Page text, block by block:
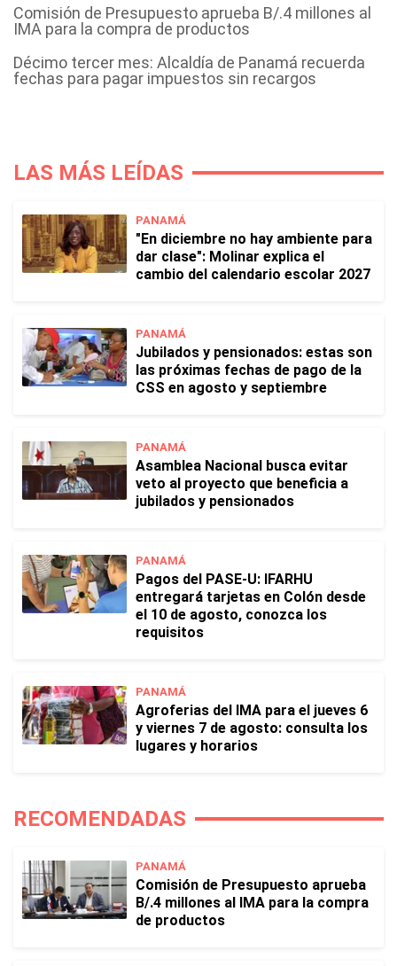
Comisión de Presupuesto aprueba B/.4 millones al
IMA para la compra de productos
Décimo tercer mes: Alcaldía de Panamá recuerda
fechas para pagar impuestos sin recargos
LAS MÁS LEÍDAS
PANAMÁ
"En diciembre no hay ambiente para
dar clase": Molinar explica el
cambio del calendario escolar 2027
PANAMÁ
Jubilados y pensionados: estas son
las próximas fechas de pago de la
CSS en agosto y septiembre
PANAMÁ
Asamblea Nacional busca evitar
veto al proyecto que beneficia a
jubilados y pensionados
PANAMÁ
Pagos del PASE-U: IFARHU
entregará tarjetas en Colón desde
el 10 de agosto, conozca los
requisitos
PANAMÁ
Agroferias del IMA para el jueves 6
y viernes 7 de agosto: consulta los
lugares y horarios
RECOMENDADAS
PANAMÁ
Comisión de Presupuesto aprueba
B/.4 millones al IMA para la compra
de productos